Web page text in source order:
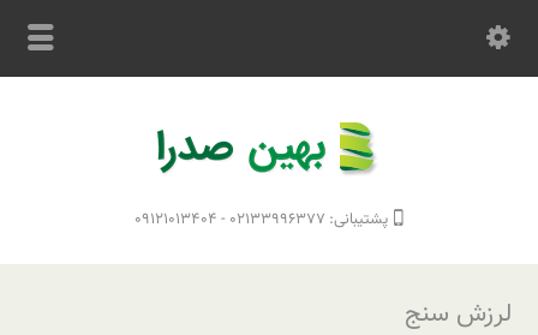
پشتیبانی: ۰۲۱۳۳۹۹۶۳۷۷ - ۰۹۱۲۱۰۱۳۴۰۴
لرزش سنج